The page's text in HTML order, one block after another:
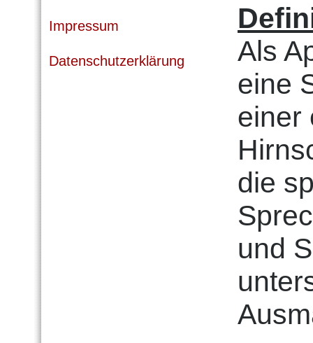
Impressum
Datenschutzerklärung
Als
eine
einer
die
und